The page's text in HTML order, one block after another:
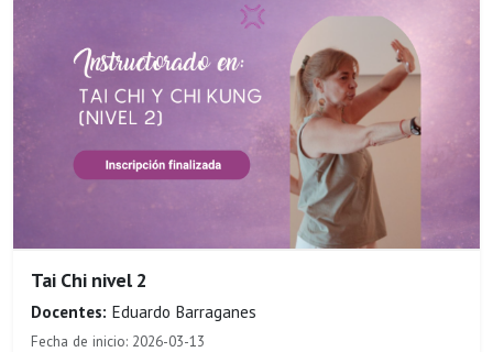
Tai Chi nivel 2
Docentes: Eduardo Barraganes
Fecha de inicio: 2026-03-13